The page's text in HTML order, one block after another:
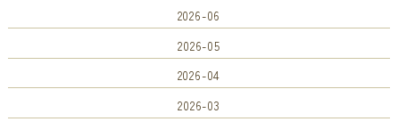
2026-06
2026-05
2026-04
2026-03